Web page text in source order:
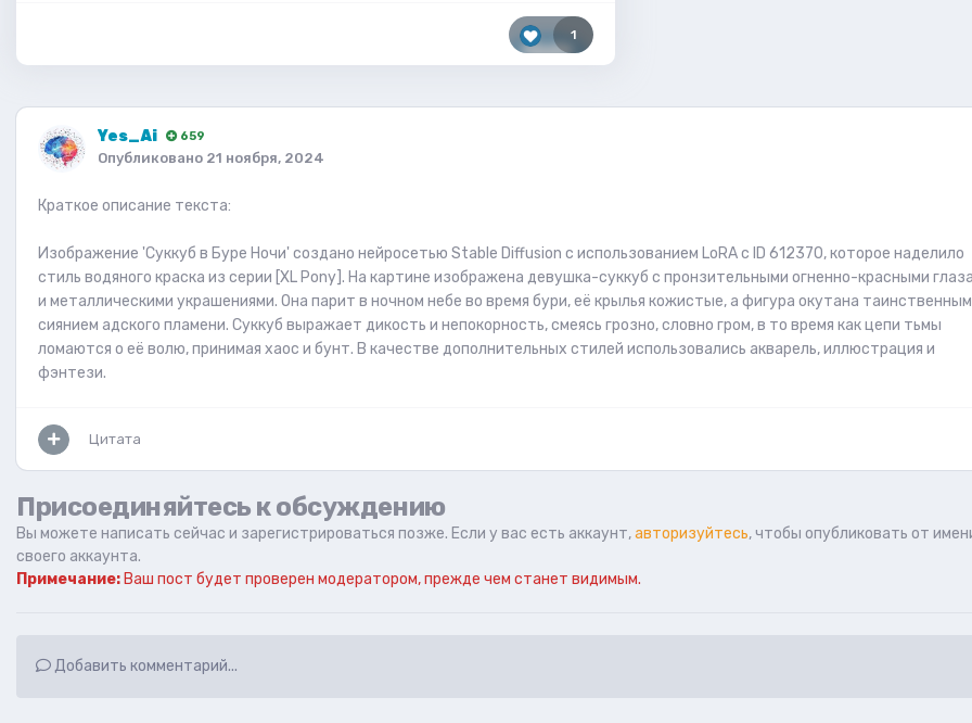
1
Yes_Ai 659
Опубликовано 21 ноября, 2024
Краткое описание текста:
Изображение 'Суккуб в Буре Ночи' создано нейросетью Stable Diffusion с использованием LoRA с ID 612370, которое наделило
стиль водяного краска из серии [XL Pony]. На картине изображена девушка-суккуб с пронзительными огненно-красными
и металлическими украшениями. Она парит в ночном небе во время бури, её крылья кожистые, а фигура окутана таинственным
сиянием адского пламени. Суккуб выражает дикость и непокорность, смеясь грозно, словно гром, в то время как цепи тьмы
ломаются о её волю, принимая хаос и бунт. В качестве дополнительных стилей использовались акварель, иллюстрация и
фэнтези.
Цитата
Присоединяйтесь к обсуждению
Вы можете написать сейчас и зарегистрироваться позже. Если у вас есть аккаунт,авторизуйтесь, чтобы опубликовать от
своего аккаунта.
Примечание: Ваш пост будет проверен модератором, прежде чем станет видимым.
Добавить комментарий...